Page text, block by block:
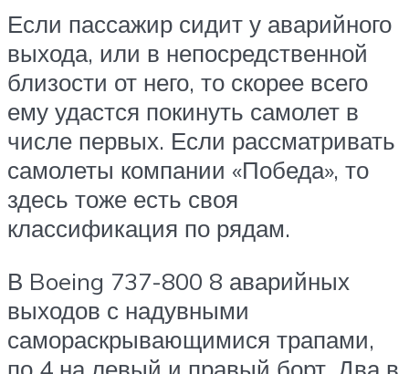
Если пассажир сидит у аварийного
выхода, или в непосредственной
близости от него, то скорее всего
ему удастся покинуть самолет в
числе первых. Если рассматривать
самолеты компании «Победа», то
здесь тоже есть своя
классификация по рядам.
В Boeing 737-800 8 аварийных
выходов с надувными
самораскрывающимися трапами,